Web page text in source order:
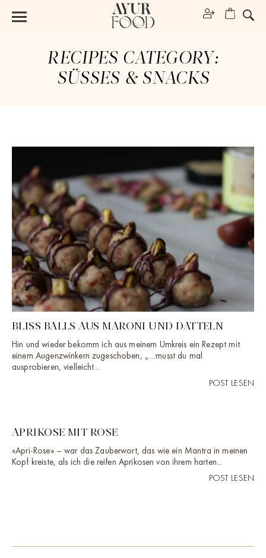
RECIPES CATEGORY:
SÜSSES & SNACKS
BLISS BALLS AUS MARONI UND DATTELN
Hin und wieder bekomm ich aus meinem Umkreis ein Rezept mit
einem Augenzwinkern zugeschoben, „…musst du mal
ausprobieren, vielleicht...
POST LESEN
APRIKOSE MIT ROSE
«Apri-Rose» – war das Zauberwort, das wie ein Mantra in meinen
Kopf kreiste, als ich die reifen Aprikosen von ihrem harten...
POST LESEN